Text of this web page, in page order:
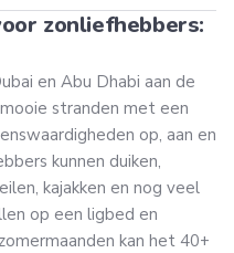
zonliefhebbers:
en Abu Dhabi aan de
stranden met een
op, aan en
kunnen duiken,
kajakken en nog veel
op een ligbed en
kan het 40+